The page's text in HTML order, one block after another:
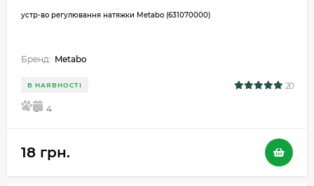
устр-во регулювання натяжки Metabo (631070000)
Бренд: Metabo
В НАЯВНОСТІ 20
5 4
18 грн.